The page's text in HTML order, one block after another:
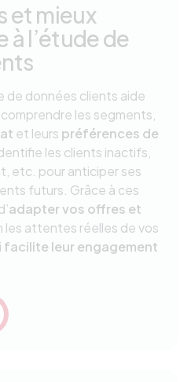
et mieux
à l’étude de
de données clients aide
les segments,
et leurs préférences de
identifie les clients inactifs,
etc. pour anticiper ses
futurs. Grâce à ces
adapter vos offres et
les attentes réelles de vos
facilite leur engagement